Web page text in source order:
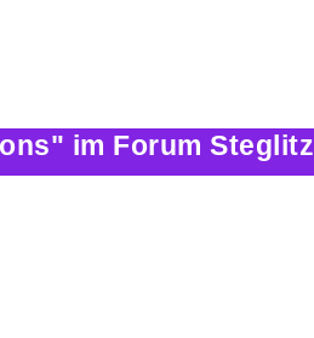
im Forum Steglitz